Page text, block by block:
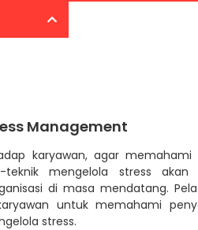
Management
karyawan, agar memahami
mengelola stress akan
di masa mendatang.
untuk memahami
stress.